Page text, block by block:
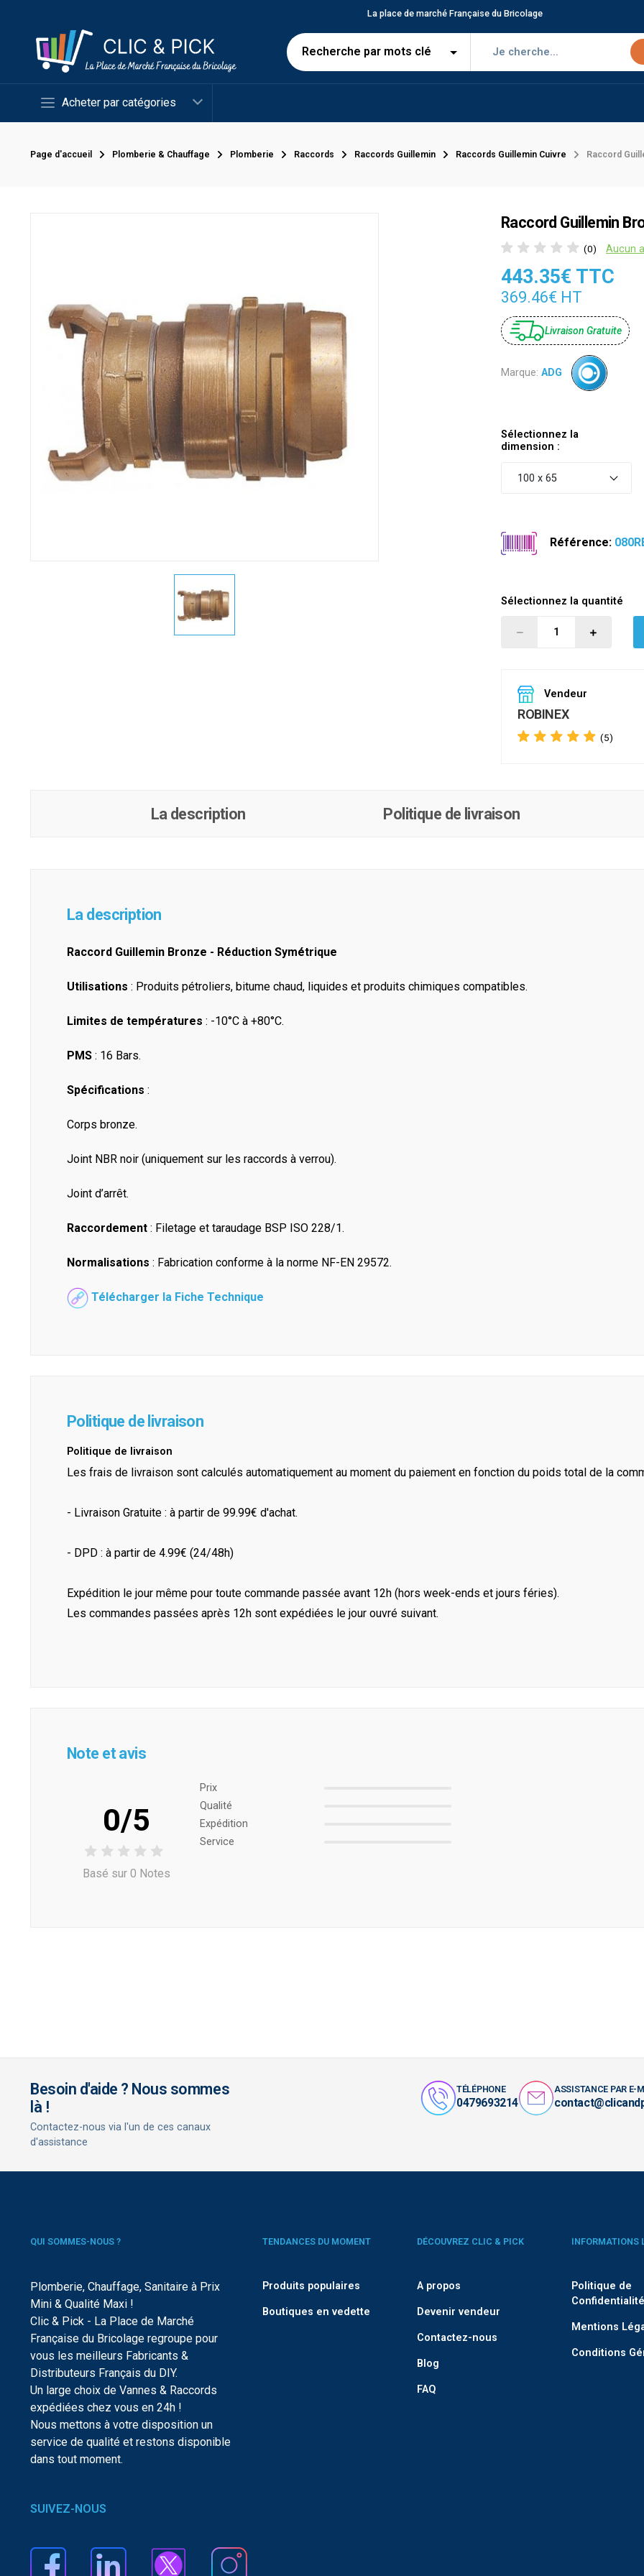
La place de marché Française du Bricolage
Acheter par catégories
Page d'accueil Plomberie & Chauffage Plomberie Raccords Raccords Guillemin Raccords Guillemin Cuivre Raccord
Raccord Guillemin
(0) Aucun
443.35€ TTC
369.46€ HT
Livraison Gratuite
Marque: ADG
Sélectionnez la
dimension :
100 x 65
Référence:
Sélectionnez la quantité
Vendeur
ROBINEX
(5)
La description Politique de livraison
La description
Raccord Guillemin Bronze - Réduction Symétrique
Utilisations : Produits pétroliers, bitume chaud, liquides et produits chimiques compatibles.
Limites de températures : -10°C à +80°C.
PMS : 16 Bars.
Spécifications :
Corps bronze.
Joint NBR noir (uniquement sur les raccords à verrou).
Joint d’arrêt.
Raccordement : Filetage et taraudage BSP ISO 228/1.
Normalisations : Fabrication conforme à la norme NF-EN 29572.
Télécharger la Fiche Technique
Politique de livraison
Politique de livraison
Les frais de livraison sont calculés automatiquement au moment du paiement en fonction du poids total de la
- Livraison Gratuite : à partir de 99.99€ d'achat.
- DPD : à partir de 4.99€ (24/48h)
Expédition le jour même pour toute commande passée avant 12h (hors week-ends et jours féries).
Les commandes passées après 12h sont expédiées le jour ouvré suivant.
Note et avis
0/5
Basé sur 0 Notes
Prix ​​
Qualité
Expédition
Service
Besoin d'aide ? Nous sommes
là !
Contactez-nous via l'un de ces canaux
d'assistance
TÉLÉPHONE
0479693214
ASSISTANCE PAR E-
QUI SOMMES-NOUS ?
Plomberie, Chauffage, Sanitaire à Prix
Mini & Qualité Maxi !
Clic & Pick - La Place de Marché
Française du Bricolage regroupe pour
vous les meilleurs Fabricants &
Distributeurs Français du DIY.
Un large choix de Vannes & Raccords
expédiées chez vous en 24h !
Nous mettons à votre disposition un
service de qualité et restons disponible
dans tout moment.
TENDANCES DU MOMENT
Produits populaires
Boutiques en vedette
DÉCOUVREZ CLIC & PICK
A propos
Devenir vendeur
Contactez-nous
Blog
FAQ
INFORMATIONS
Politique de
Confidentialité
Mentions
Conditions
SUIVEZ-NOUS